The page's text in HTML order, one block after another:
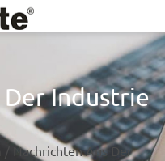
Industrie
Nachrichten Aus Der